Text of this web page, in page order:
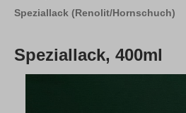
Speziallack (Renolit/Hornschuch)
Speziallack, 400ml